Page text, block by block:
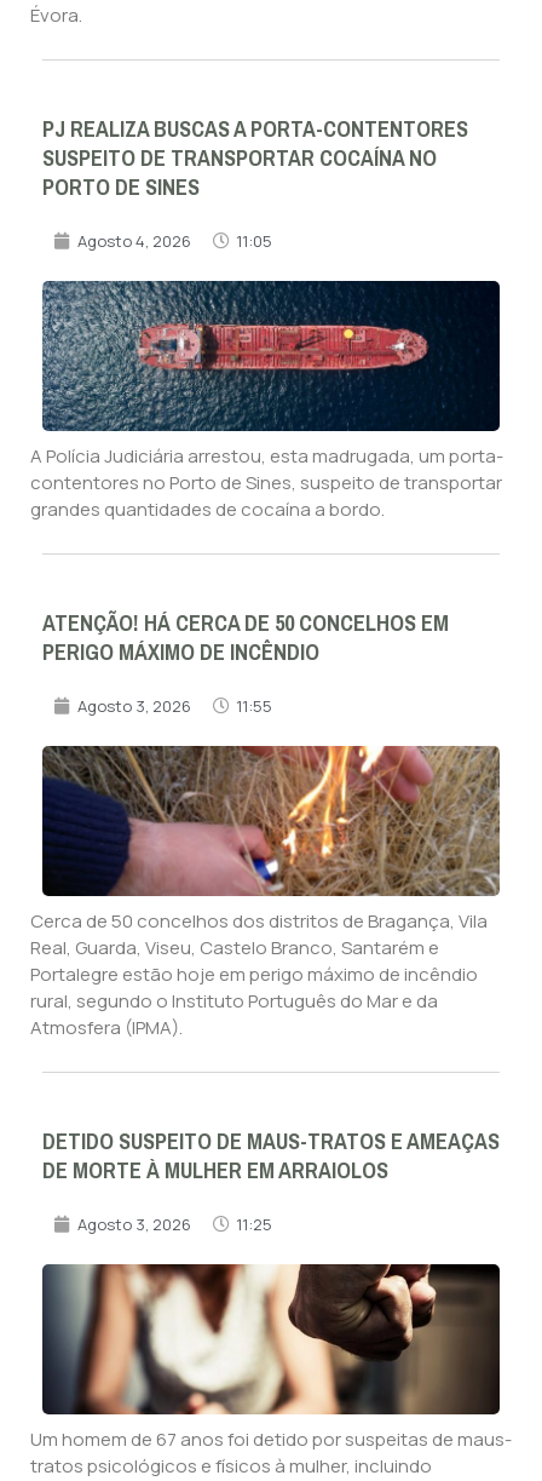
Évora.
PJ REALIZA BUSCAS A PORTA-CONTENTORES
SUSPEITO DE TRANSPORTAR COCAÍNA NO
PORTO DE SINES
Agosto 4, 2026 11:05
A Polícia Judiciária arrestou, esta madrugada, um porta-
contentores no Porto de Sines, suspeito de transportar
grandes quantidades de cocaína a bordo.
ATENÇÃO! HÁ CERCA DE 50 CONCELHOS EM
PERIGO MÁXIMO DE INCÊNDIO
Agosto 3, 2026 11:55
Cerca de 50 concelhos dos distritos de Bragança, Vila
Real, Guarda, Viseu, Castelo Branco, Santarém e
Portalegre estão hoje em perigo máximo de incêndio
rural, segundo o Instituto Português do Mar e da
Atmosfera (IPMA).
DETIDO SUSPEITO DE MAUS-TRATOS E AMEAÇAS
DE MORTE À MULHER EM ARRAIOLOS
Agosto 3, 2026 11:25
Um homem de 67 anos foi detido por suspeitas de maus-
tratos psicológicos e físicos à mulher, incluindo